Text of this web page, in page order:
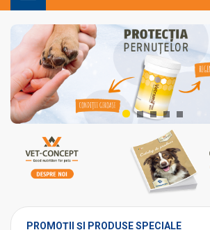
PROMOȚII ȘI PRODUSE SPECIALE